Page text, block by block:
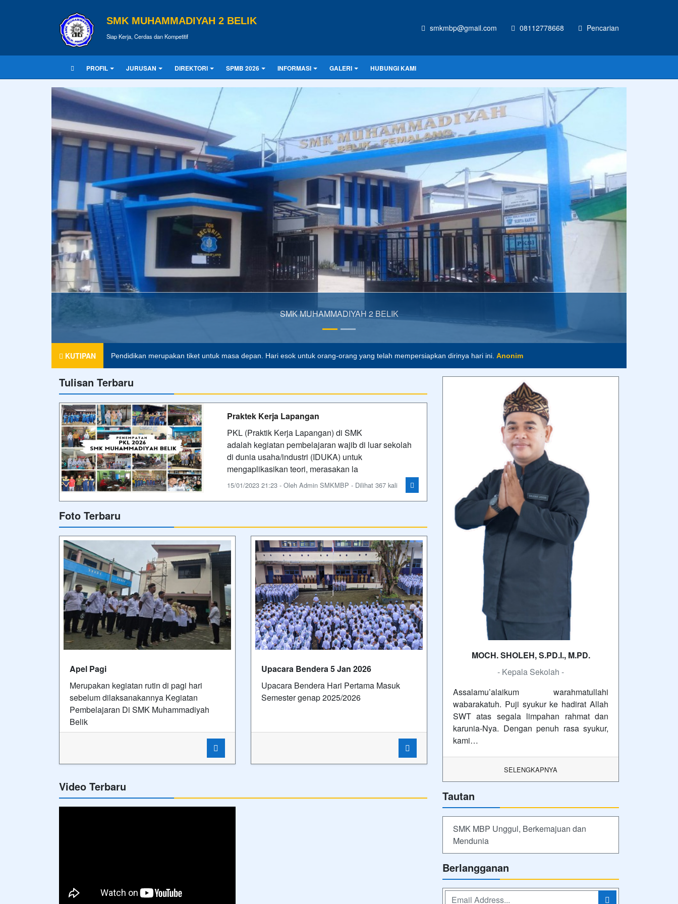
SMK MUHAMMADIYAH 2 BELIK
Siap Kerja, Cerdas dan Kompetitif
smkmbp@gmail.com 08112778668 Pencarian
PROFIL JURUSAN DIREKTORI SPMB 2026 INFORMASI GALERI HUBUNGI KAMI
KUTIPAN Pendidikan merupakan tiket untuk masa depan. Hari esok untuk orang-orang yang telah mempersiapkan dirinya hari ini. Anonim
Tulisan Terbaru
Praktek Kerja Lapangan
PKL (Praktik Kerja Lapangan) di SMK
adalah kegiatan pembelajaran wajib di luar sekolah
di dunia usaha/industri (IDUKA) untuk
mengaplikasikan teori, merasakan la
15/01/2023 21:23 - Oleh Admin SMKMBP - Dilihat 367 kali
Foto Terbaru
Apel Pagi
Merupakan kegiatan rutin di pagi hari
sebelum dilaksanakannya Kegiatan
Pembelajaran Di SMK Muhammadiyah
Belik
Upacara Bendera 5 Jan 2026
Upacara Bendera Hari Pertama Masuk
Semester genap 2025/2026
Video Terbaru
MOCH. SHOLEH, S.PD.I., M.PD.
- Kepala Sekolah -
Assalamu’alaikum warahmatullahi
wabarakatuh. Puji syukur ke hadirat Allah
SWT atas segala limpahan rahmat dan
karunia-Nya. Dengan penuh rasa syukur,
kami…
SELENGKAPNYA
Tautan
SMK MBP Unggul, Berkemajuan dan
Mendunia
Berlangganan